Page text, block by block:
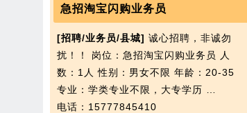
急招淘宝闪购业务员
[招聘/业务员/县城] 诚心招聘，非诚勿
扰！！ 岗位：急招淘宝闪购业务员 人
数：1人 性别：男女不限 年龄：20-35
专业：学类专业不限，大专学历 …
电话：15777845410